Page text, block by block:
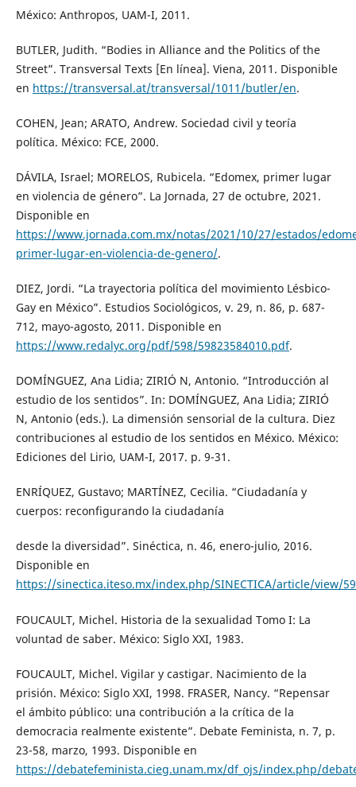
México: Anthropos, UAM-I, 2011.
BUTLER, Judith. “Bodies in Alliance and the Politics of the
Street”. Transversal Texts [En línea]. Viena, 2011. Disponible
en https://transversal.at/transversal/1011/butler/en.
COHEN, Jean; ARATO, Andrew. Sociedad civil y teoría
política. México: FCE, 2000.
DÁVILA, Israel; MORELOS, Rubicela. “Edomex, primer lugar
en violencia de género”. La Jornada, 27 de octubre, 2021.
Disponible en
https://www.jornada.com.mx/notas/2021/10/27/estados/
primer-lugar-en-violencia-de-genero/.
DIEZ, Jordi. “La trayectoria política del movimiento Lésbico-
Gay en México”. Estudios Sociológicos, v. 29, n. 86, p. 687-
712, mayo-agosto, 2011. Disponible en
https://www.redalyc.org/pdf/598/59823584010.pdf.
DOMÍNGUEZ, Ana Lidia; ZIRIÓ N, Antonio. “Introducción al
estudio de los sentidos”. In: DOMÍNGUEZ, Ana Lidia; ZIRIÓ
N, Antonio (eds.). La dimensión sensorial de la cultura. Diez
contribuciones al estudio de los sentidos en México. México:
Ediciones del Lirio, UAM-I, 2017. p. 9-31.
ENRÍQUEZ, Gustavo; MARTÍNEZ, Cecilia. “Ciudadanía y
cuerpos: reconfigurando la ciudadanía
desde la diversidad”. Sinéctica, n. 46, enero-julio, 2016.
Disponible en
https://sinectica.iteso.mx/index.php/SINECTICA/article/view/
FOUCAULT, Michel. Historia de la sexualidad Tomo I: La
voluntad de saber. México: Siglo XXI, 1983.
FOUCAULT, Michel. Vigilar y castigar. Nacimiento de la
prisión. México: Siglo XXI, 1998. FRASER, Nancy. “Repensar
el ámbito público: una contribución a la crítica de la
democracia realmente existente”. Debate Feminista, n. 7, p.
23-58, marzo, 1993. Disponible en
https://debatefeminista.cieg.unam.mx/df_ojs/index.php/